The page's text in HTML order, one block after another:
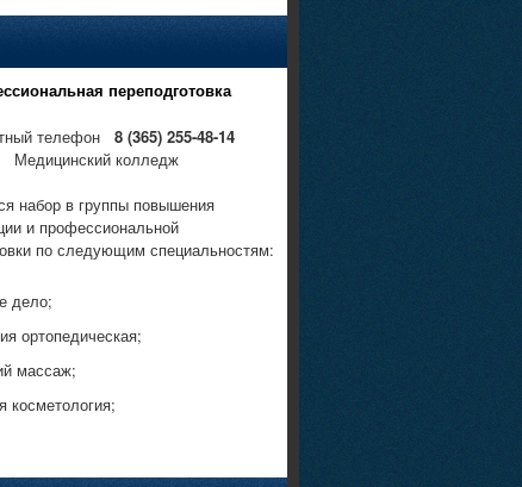
переподготовка
телефон 8 (365) 255-48-14
Медицинский колледж
набор в группы повышения
и профессиональной
по следующим специальностям:
дело;
ортопедическая;
массаж;
косметология;